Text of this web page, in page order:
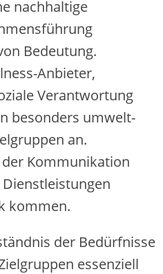
nachhaltige
Bedeutung.
Anbieter,
Verantwortung
b‬esonders umwelt-
an.
Kommunikation
kommen.
d‬er Bedürfnisse
essenziell